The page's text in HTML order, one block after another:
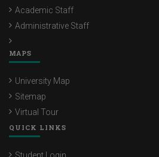
Academic Staff
Administrative Staff
MAPS
University Map
Sitemap
Virtual Tour
QUICK LINKS